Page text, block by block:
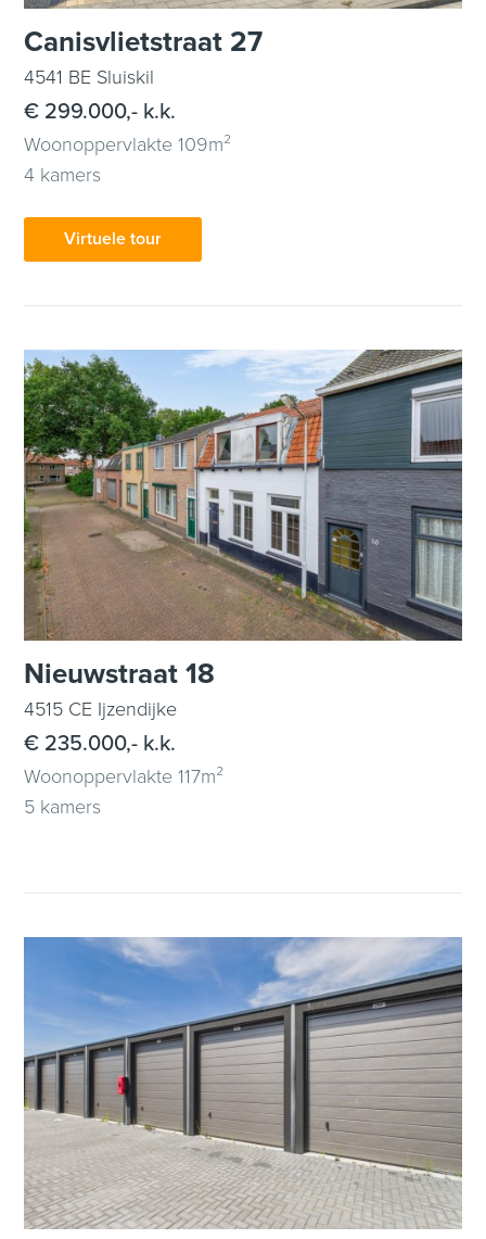
Canisvlietstraat 27
4541 BE Sluiskil
€ 299.000,- k.k.
Woonoppervlakte 109m²
4 kamers
Virtuele tour
Nieuwstraat 18
4515 CE Ijzendijke
€ 235.000,- k.k.
Woonoppervlakte 117m²
5 kamers